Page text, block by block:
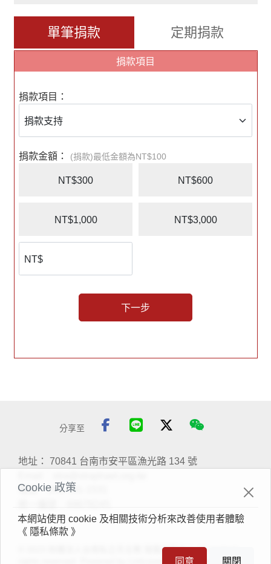
身障者的家庭經濟開銷普遍高於一般家庭，
務，
亟需助學金提供支持。
二、慢飛天使，漫漫陪伴
照顧身障者是條漫漫長路，日照服務可減輕家
有障礙者的照顧壓力，
讓照顧者仍可正常工作，貢獻社會。
身障者家庭經濟負荷較高，需額外負擔身障者
復健、醫療、日照服務等非家庭常態支出，
幼兒身障者的家長正值青壯尚有工作產值，勉
部分成人身障者家庭，家長青絲已轉白髮，
對憨老障礙者的家庭更是難以承受之重。
擊，造成有部分家庭經濟收入驟減，
甚至沒有經濟來源，家庭經濟陷入困境，無法
愛的挹注，希望萌芽
單筆捐款 定期捐款
捐款項目
捐款項目：
捐款金額： (捐款)最低金額為NT$100
NT$300 NT$600
NT$1,000 NT$3,000
下一步
Cookie 政策
本網站使用 cookie 及相關技術分析來改善使用者體驗
《 隱私條款 》
同意 關閉
分享至
地址： 70841 台南市安平區漁光路 134 號
電話：(06) 391-1531
© 2023 財團法人台南私立天主教 瑞復益智中心 All content
rights reserved. Powered by Linkuswell Information Co.,